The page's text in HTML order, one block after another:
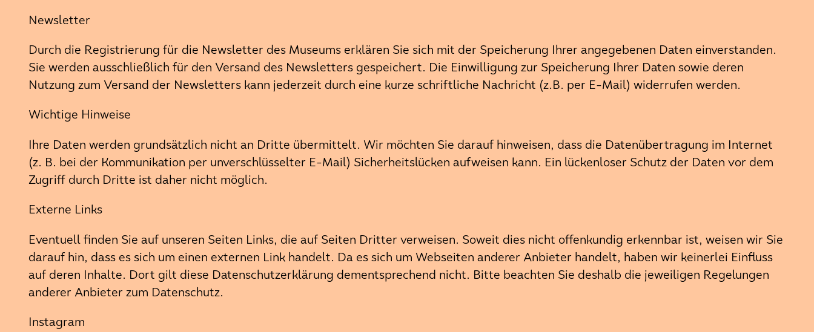
Newsletter
Durch die Registrierung für die Newsletter des Museums erklären Sie sich mit der Speicherung Ihrer angegebenen Daten einverstanden.
Sie werden ausschließlich für den Versand des Newsletters gespeichert. Die Einwilligung zur Speicherung Ihrer Daten sowie deren
Nutzung zum Versand der Newsletters kann jederzeit durch eine kurze schriftliche Nachricht (z.B. per E-Mail) widerrufen werden.
Wichtige Hinweise
Ihre Daten werden grundsätzlich nicht an Dritte übermittelt. Wir möchten Sie darauf hinweisen, dass die Datenübertragung im Internet
(z. B. bei der Kommunikation per unverschlüsselter E-Mail) Sicherheitslücken aufweisen kann. Ein lückenloser Schutz der Daten vor dem
Zugriff durch Dritte ist daher nicht möglich.
Externe Links
Eventuell finden Sie auf unseren Seiten Links, die auf Seiten Dritter verweisen. Soweit dies nicht offenkundig erkennbar ist, weisen wir Sie
darauf hin, dass es sich um einen externen Link handelt. Da es sich um Webseiten anderer Anbieter handelt, haben wir keinerlei Einfluss
auf deren Inhalte. Dort gilt diese Datenschutzerklärung dementsprechend nicht. Bitte beachten Sie deshalb die jeweiligen Regelungen
anderer Anbieter zum Datenschutz.
Instagram